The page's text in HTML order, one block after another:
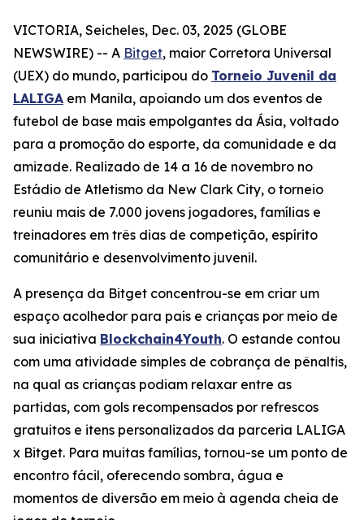
VICTORIA, Seicheles, Dec. 03, 2025 (GLOBE
NEWSWIRE) -- A Bitget, maior Corretora Universal
(UEX) do mundo, participou do Torneio Juvenil da
LALIGA em Manila, apoiando um dos eventos de
futebol de base mais empolgantes da Ásia, voltado
para a promoção do esporte, da comunidade e da
amizade. Realizado de 14 a 16 de novembro no
Estádio de Atletismo da New Clark City, o torneio
reuniu mais de 7.000 jovens jogadores, famílias e
treinadores em três dias de competição, espírito
comunitário e desenvolvimento juvenil.
A presença da Bitget concentrou-se em criar um
espaço acolhedor para pais e crianças por meio de
sua iniciativa Blockchain4Youth. O estande contou
com uma atividade simples de cobrança de pênaltis,
na qual as crianças podiam relaxar entre as
partidas, com gols recompensados por refrescos
gratuitos e itens personalizados da parceria LALIGA
x Bitget. Para muitas famílias, tornou-se um ponto de
encontro fácil, oferecendo sombra, água e
momentos de diversão em meio à agenda cheia de